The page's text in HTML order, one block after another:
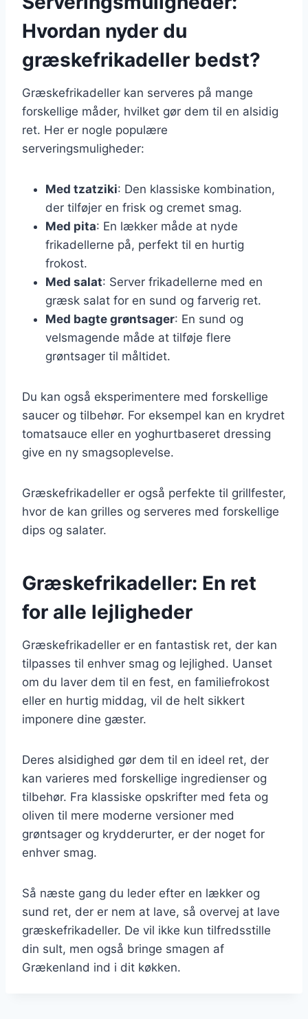
Hvordan nyder du
græskefrikadeller bedst?
Græskefrikadeller kan serveres på mange
forskellige måder, hvilket gør dem til en alsidig
ret. Her er nogle populære
serveringsmuligheder:
Med tzatziki: Den klassiske kombination,
der tilføjer en frisk og cremet smag.
Med pita: En lækker måde at nyde
frikadellerne på, perfekt til en hurtig
frokost.
Med salat: Server frikadellerne med en
græsk salat for en sund og farverig ret.
Med bagte grøntsager: En sund og
velsmagende måde at tilføje flere
grøntsager til måltidet.
Du kan også eksperimentere med forskellige
saucer og tilbehør. For eksempel kan en krydret
tomatsauce eller en yoghurtbaseret dressing
give en ny smagsoplevelse.
Græskefrikadeller er også perfekte til grillfester,
hvor de kan grilles og serveres med forskellige
dips og salater.
Græskefrikadeller: En ret
for alle lejligheder
Græskefrikadeller er en fantastisk ret, der kan
tilpasses til enhver smag og lejlighed. Uanset
om du laver dem til en fest, en familiefrokost
eller en hurtig middag, vil de helt sikkert
imponere dine gæster.
Deres alsidighed gør dem til en ideel ret, der
kan varieres med forskellige ingredienser og
tilbehør. Fra klassiske opskrifter med feta og
oliven til mere moderne versioner med
grøntsager og krydderurter, er der noget for
enhver smag.
Så næste gang du leder efter en lækker og
sund ret, der er nem at lave, så overvej at lave
græskefrikadeller. De vil ikke kun tilfredsstille
din sult, men også bringe smagen af
Grækenland ind i dit køkken.